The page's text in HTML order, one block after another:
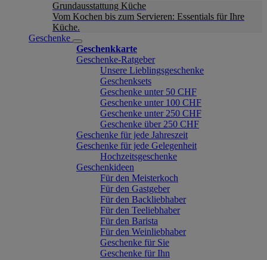
Grundausstattung Küche
Vom Kochen bis zum Servieren: Essentials für Ihre
Küche.
Geschenke
Geschenkkarte
Geschenke-Ratgeber
Unsere Lieblingsgeschenke
Geschenksets
Geschenke unter 50 CHF
Geschenke unter 100 CHF
Geschenke unter 250 CHF
Geschenke über 250 CHF
Geschenke für jede Jahreszeit
Geschenke für jede Gelegenheit
Hochzeitsgeschenke
Geschenkideen
Für den Meisterkoch
Für den Gastgeber
Für den Backliebhaber
Für den Teeliebhaber
Für den Barista
Für den Weinliebhaber
Geschenke für Sie
Geschenke für Ihn